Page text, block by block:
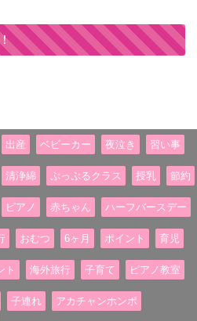
出産 ベビーカー 夜泣き 習い事
清浄綿 ぷっぷるクラス 授乳 節約
ピアノ 赤ちゃん ハーフバースデー
おむつ 6ヶ月 ポイント 育児
ト 海外旅行 子育て ピアノ教室
子連れ アカチャンホンポ